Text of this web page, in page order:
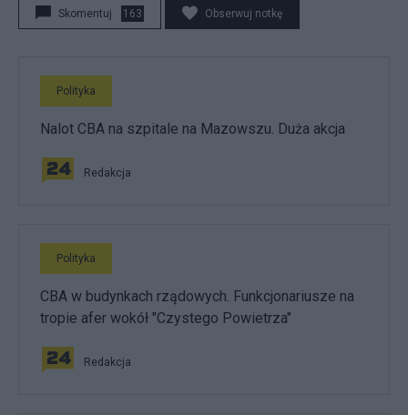
Skomentuj 163 Obserwuj notkę
Polityka
Nalot CBA na szpitale na Mazowszu. Duża akcja
Redakcja
Polityka
CBA w budynkach rządowych. Funkcjonariusze na
tropie afer wokół "Czystego Powietrza"
Redakcja